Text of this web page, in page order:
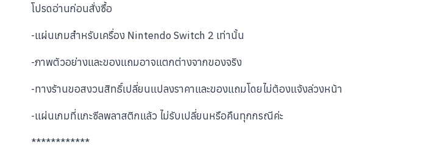
โปรดอ่านก่อนสั่งซื้อ
-แผ่นเกมสำหรับเครื่อง Nintendo Switch 2 เท่านั้น
-ภาพตัวอย่างและของแถมอาจแตกต่างจากของจริง
-ทางร้านขอสงวนสิทธิ์เปลี่ยนแปลงราคาและของแถมโดยไม่ต้องแจ้งล่วงหน้า
-แผ่นเกมที่แกะซีลพลาสติกแล้ว ไม่รับเปลี่ยนหรือคืนทุกกรณีค่ะ
************